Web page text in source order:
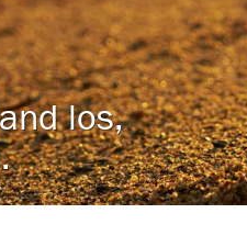
los,